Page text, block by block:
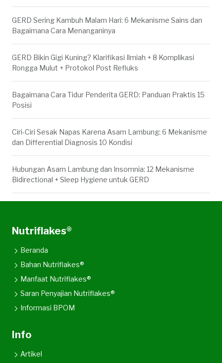
GERD Sering Kambuh Malam Hari: 6 Mekanisme Sains dan
Bagaimana Cara Menanganinya
GERD Bikin Gigi Kuning? Klarifikasi Ilmiah + 8 Komplikasi
Rongga Mulut + Protokol Post Refluks
Bagaimana Cara Tidur Penderita GERD: Panduan Praktis 15
Posisi
Ciri-Ciri Sesak Napas Karena Asam Lambung: 6 Mekanisme
dan Differential Diagnosis 10 Kondisi
Hubungan Asam Lambung dan Insomnia: 12 Mekanisme
Bidirectional + Sleep Hygiene untuk GERD
Nutriflakes®
Beranda
Bahan Nutriflakes®
Manfaat Nutriflakes®
Saran Penyajian Nutriflakes®
Informasi BPOM
Info
Artikel